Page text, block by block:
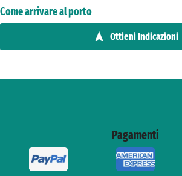
Come arrivare al porto
Ottieni Indicazioni
Pagamenti